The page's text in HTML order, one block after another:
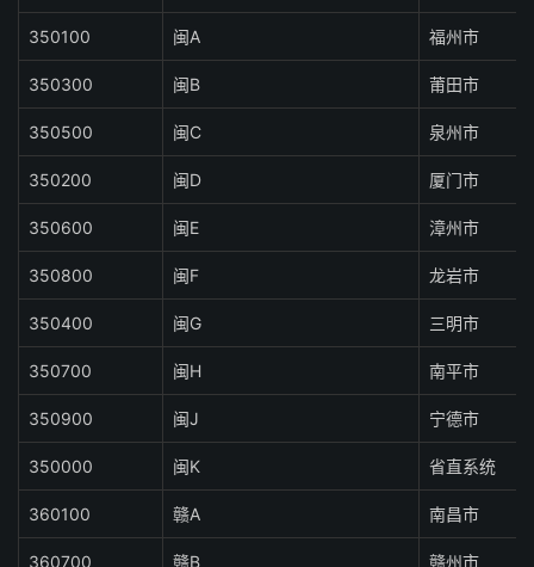
350100 闽A 福州市
350300 闽B 莆田市
350500 闽C 泉州市
350200 闽D 厦门市
350600 闽E 漳州市
350800 闽F 龙岩市
350400 闽G 三明市
350700 闽H 南平市
350900 闽J 宁德市
350000 闽K 省直系统
360100 赣A 南昌市
360700 赣B 赣州市